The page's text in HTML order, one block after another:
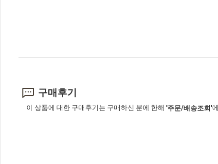
구매후기
이 상품에 대한 구매후기는 구매하신 분에 한해 '주문/배송조회'